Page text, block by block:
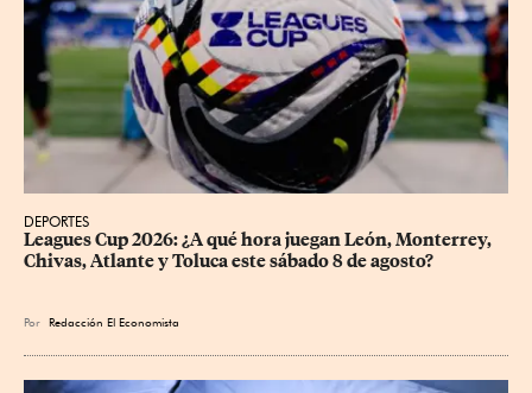
DEPORTES
Leagues Cup 2026: ¿A qué hora juegan León, Monterrey,
Chivas, Atlante y Toluca este sábado 8 de agosto?
Por Redacción El Economista